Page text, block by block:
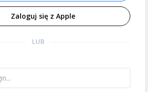
Zaloguj się z Apple
LUB